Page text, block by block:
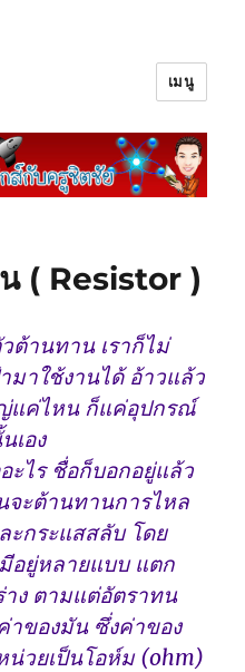
เมนู
น ( Resistor )
ต้านทาน เราก็ไม่
มาใช้งานได้ อ้าวแล้ว
แค่ไหน ก็แค่อุปกรณ์
เอง
ร ชื่อก็บอกอยู่แล้ว
ะต้านทานการไหล
ะกระแสสลับ โดย
อยู่หลายแบบ แตก
ง ตามแต่อัตราทน
าของมัน ซึ่งค่าของ
วยเป็นโอห์ม (ohm)